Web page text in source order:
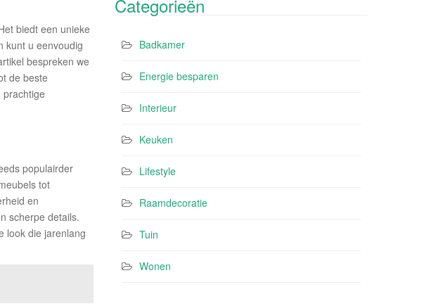
biedt een unieke
kunt u eenvoudig
bespreken we
de beste
prachtige
populairder
tot
en
scherpe details.
look die jarenlang
Categorieën
Badkamer
Energie besparen
Interieur
Keuken
Lifestyle
Raamdecoratie
Tuin
Wonen